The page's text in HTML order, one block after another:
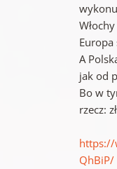
Europa
A
jak od
Bo w
rzecz:
https://
QhBiP/